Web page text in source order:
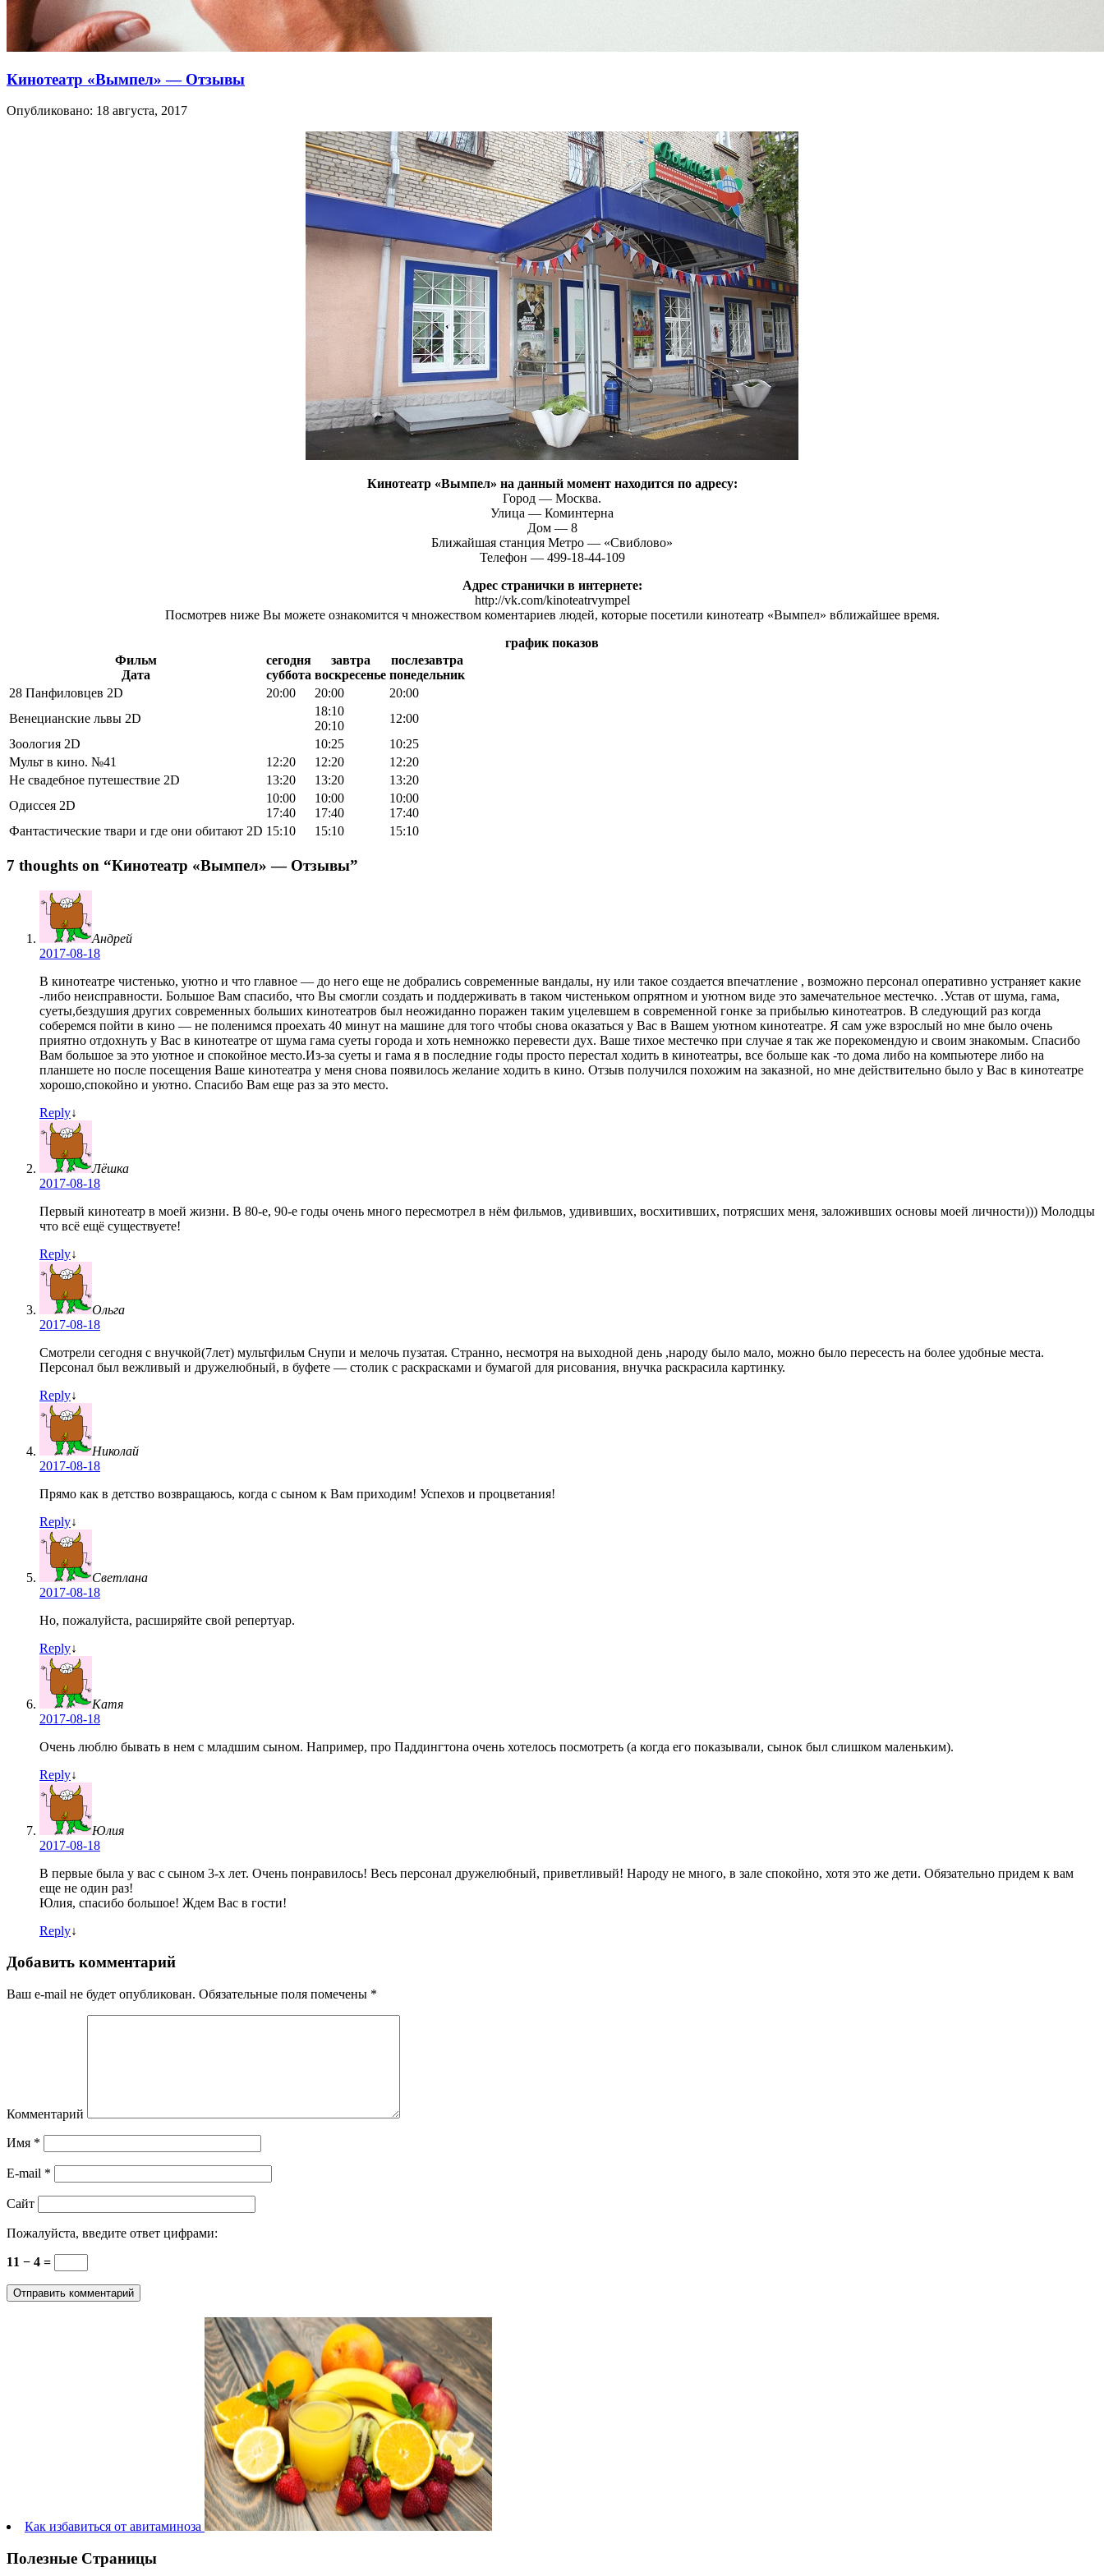
Кинотеатр «Вымпел» — Отзывы
Опубликовано: 18 августа, 2017
Кинотеатр «Вымпел» на данный момент находится по адресу:
Город — Москва.
Улица — Коминтерна
Дом — 8
Ближайшая станция Метро — «Свиблово»
Телефон — 499-18-44-109
Адрес странички в интернете:
http://vk.com/kinoteatrvympel
Посмотрев ниже Вы можете ознакомится ч множеством коментариев людей, которые посетили кинотеатр «Вымпел» вближайшее время.
график показов
Фильм
Дата
сегодня
суббота
завтра
воскресенье
послезавтра
понедельник
28 Панфиловцев 2D
20:00 20:00
20:00
Венецианские львы 2D
18:10
20:10
12:00
Зоология 2D
10:25
10:25
Мульт в кино. №41
12:20 12:20
12:20
Не свадебное путешествие 2D
13:20 13:20
13:20
Одиссея 2D
10:00
17:40
10:00
17:40
10:00
17:40
Фантастические твари и где они обитают 2D 15:10 15:10 15:10
7 thoughts on “Кинотеатр «Вымпел» — Отзывы”
Андрей
2017-08-18
В кинотеатре чистенько, уютно и что главное — до него еще не добрались современные вандалы, ну или такое создается впечатление , возможно персонал оперативно устраняет какие
-либо неисправности. Большое Вам спасибо, что Вы смогли создать и поддерживать в таком чистеньком опрятном и уютном виде это замечательное местечко. .Устав от шума, гама,
суеты,бездушия других современных больших кинотеатров был неожиданно поражен таким уцелевшем в современной гонке за прибылью кинотеатров. В следующий раз когда
соберемся пойти в кино — не поленимся проехать 40 минут на машине для того чтобы снова оказаться у Вас в Вашем уютном кинотеатре. Я сам уже взрослый но мне было очень
приятно отдохнуть у Вас в кинотеатре от шума гама суеты города и хоть немножко перевести дух. Ваше тихое местечко при случае я так же порекомендую и своим знакомым. Спасибо
Вам большое за это уютное и спокойное место.Из-за суеты и гама я в последние годы просто перестал ходить в кинотеатры, все больше как -то дома либо на компьютере либо на
планшете но после посещения Ваше кинотеатра у меня снова появилось желание ходить в кино. Отзыв получился похожим на заказной, но мне действительно было у Вас в кинотеатре
хорошо,спокойно и уютно. Спасибо Вам еще раз за это место.
Reply↓
Лёшка
2017-08-18
Первый кинотеатр в моей жизни. В 80-е, 90-е годы очень много пересмотрел в нём фильмов, удививших, восхитивших, потрясших меня, заложивших основы моей личности))) Молодцы
что всё ещё существуете!
Reply↓
Ольга
2017-08-18
Смотрели сегодня с внучкой(7лет) мультфильм Снупи и мелочь пузатая. Странно, несмотря на выходной день ,народу было мало, можно было пересесть на более удобные места.
Персонал был вежливый и дружелюбный, в буфете — столик с раскрасками и бумагой для рисования, внучка раскрасила картинку.
Reply↓
Николай
2017-08-18
Прямо как в детство возвращаюсь, когда с сыном к Вам приходим! Успехов и процветания!
Reply↓
Светлана
2017-08-18
Но, пожалуйста, расширяйте свой репертуар.
Reply↓
Катя
2017-08-18
Очень люблю бывать в нем с младшим сыном. Например, про Паддингтона очень хотелось посмотреть (а когда его показывали, сынок был слишком маленьким).
Reply↓
Юлия
2017-08-18
В первые была у вас с сыном 3-х лет. Очень понравилось! Весь персонал дружелюбный, приветливый! Народу не много, в зале спокойно, хотя это же дети. Обязательно придем к вам
еще не один раз!
Юлия, спасибо большое! Ждем Вас в гости!
Reply↓
Добавить комментарий
Ваш e-mail не будет опубликован. Обязательные поля помечены *
Комментарий
Имя *
E-mail *
Сайт
Пожалуйста, введите ответ цифрами:
11 − 4 =
Как избавиться от авитаминоза
Полезные Страницы